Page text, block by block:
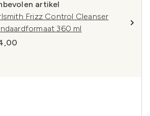
artikel
Frizz Control Cleanser
360 ml